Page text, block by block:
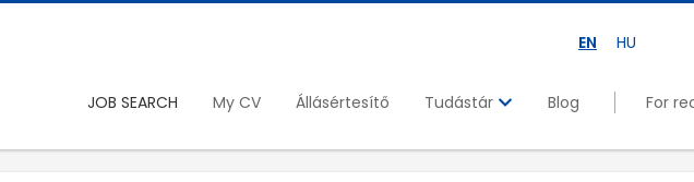
EN HU
JOB SEARCH My CV Állásértesítő Tudástár Blog For